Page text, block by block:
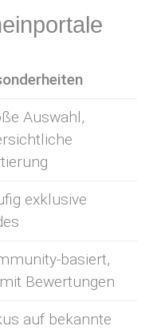
Auswahl,
exklusive
basiert,
Bewertungen
auf bekannte